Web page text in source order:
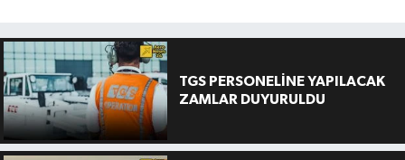
TGS PERSONELİNE YAPILACAK
ZAMLAR DUYURULDU